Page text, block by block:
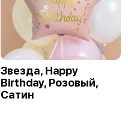
Звезда, Happy
Birthday, Розовый,
Сатин